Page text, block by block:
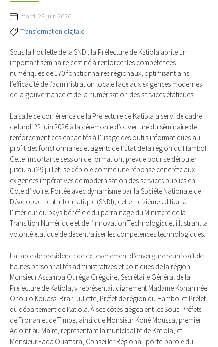
mardi 23 juin 2026
Transformation digitale
Sous la houlette de la SNDI, la Préfecture de Katiola abrite un
important séminaire destiné à renforcer les compétences
numériques de 170 fonctionnaires régionaux, optimisant ainsi
l’efficacité de l’administration locale face aux exigences modernes
de la gouvernance et de la numérisation des services étatiques.
La salle de conférence de la Préfecture de Katiola a servi de cadre
ce lundi 22 juin 2026 à la cérémonie d’ouverture du séminaire de
renforcement des capacités à l’usage des outils informatiques au
profit des fonctionnaires et agents de l’État de la région du Hambol.
Cette importante session de formation, prévue pour se dérouler
jusqu’au 29 juillet, se déploie comme une réponse concrète aux
exigences impératives de modernisation des services publics en
Côte d’Ivoire. Portée avec dynamisme par la Société Nationale de
Développement Informatique (SNDI), cette treizième édition à
l’intérieur du pays bénéficie du parrainage du Ministère de la
Transition Numérique et de l’Innovation Technologique, illustrant la
volonté étatique de décentraliser les compétences technologiques.
La table de présidence de cet événement d’envergure réunissait de
hautes personnalités administratives et politiques de la région.
Monsieur Assamba Ouréga Grégoire, Secrétaire Général de la
Préfecture de Katiola, y représentait dignement Madame Konan née
Ohoulo Kouassi Brah Juliette, Préfet de région du Hambol et Préfet
du département de Katiola. À ses côtés siégeaient les Sous-Préfets
de Fronan et de Timbé, ainsi que Monsieur Koné Moussa, premier
Adjoint au Maire, représentant la municipalité de Katiola, et
Monsieur Fada Ouattara, Conseiller Régional, porte-parole du